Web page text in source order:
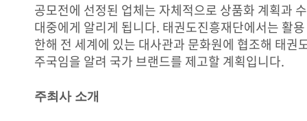
공모전에 선정된 업체는 자체적으로 상품화 계획과
대중에게 알리게 됩니다. 태권도진흥재단에서는 활
한해 전 세계에 있는 대사관과 문화원에 협조해 태권
주국임을 알려 국가 브랜드를 제고할 계획입니다.
주최사 소개